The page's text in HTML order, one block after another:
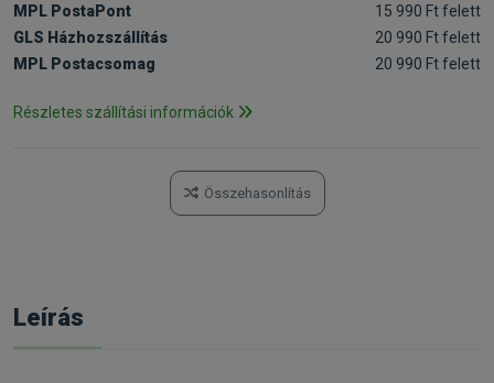
MPL PostaPont
15 990 Ft felett
GLS Házhozszállítás
20 990 Ft felett
MPL Postacsomag
20 990 Ft felett
Részletes szállítási információk
Összehasonlítás
Leírás